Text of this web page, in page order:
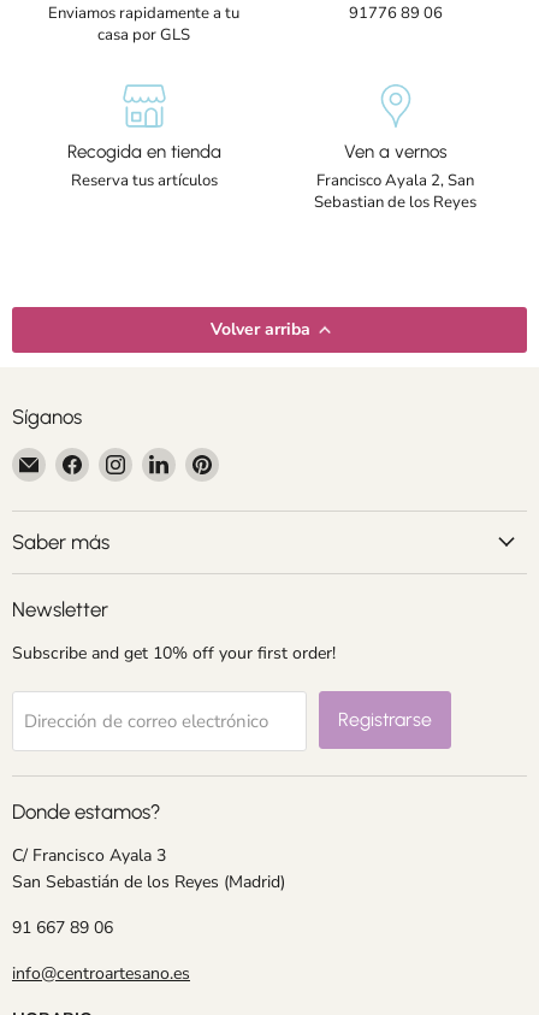
Enviamos rapidamente a tu
casa por GLS
91776 89 06
Recogida en tienda
Reserva tus artículos
Ven a vernos
Francisco Ayala 2, San
Sebastian de los Reyes
Volver arriba
Síganos
Encuéntrenos
en
Correo
electrónico
Encuéntrenos
en
Facebook
Encuéntrenos
en
Instagram
Encuéntrenos
en
LinkedIn
Encuéntrenos
Pinterest
Saber más
Newsletter
Subscribe and get 10% off your first order!
Dirección de correo electrónico Registrarse
Donde estamos?
C/ Francisco Ayala 3
San Sebastián de los Reyes (Madrid)
91 667 89 06
info@centroartesano.es